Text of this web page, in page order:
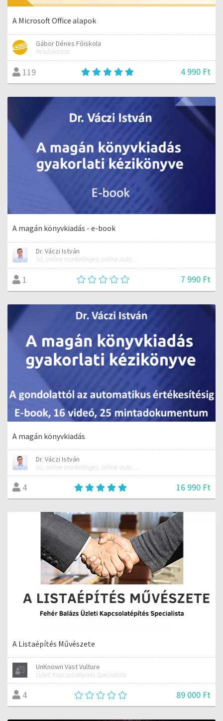
A Microsoft Office alapok
Gábor Dénes Főiskola
Felsőoktatás
119 4 990 Ft
A magán könyvkiadás - e-book
Dr. Váczi István
író, online marketinges, online automatizálási szakember
1 7 990 Ft
A magán könyvkiadás
Dr. Váczi István
4 16 990 Ft
A Listaépítés Művészete
UnKnown Vast Vulture
Üzleti Kapcsolatépítés Specialista
4 89 000 Ft